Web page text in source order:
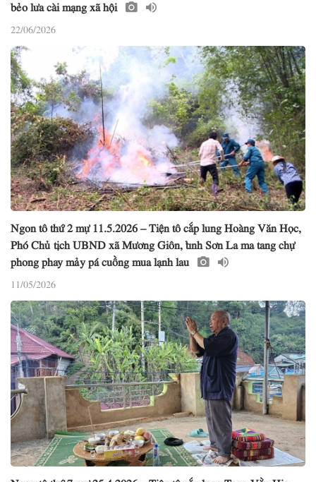
bẻo lưa cài mạng xã hội
22/06/2026
Ngon tô thứ 2 mự 11.5.2026 – Tiện tô cắp lung Hoàng Văn Học,
Phó Chủ tịch UBND xã Mương Giôn, tỉnh Sơn La ma tang chự
phong phay mảy pá cuồng mua lạnh lau
11/05/2026